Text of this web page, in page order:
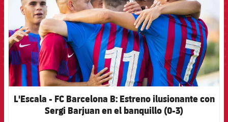
L'Escala - FC Barcelona B: Estreno ilusionante con
Sergi Barjuan en el banquillo (0-3)